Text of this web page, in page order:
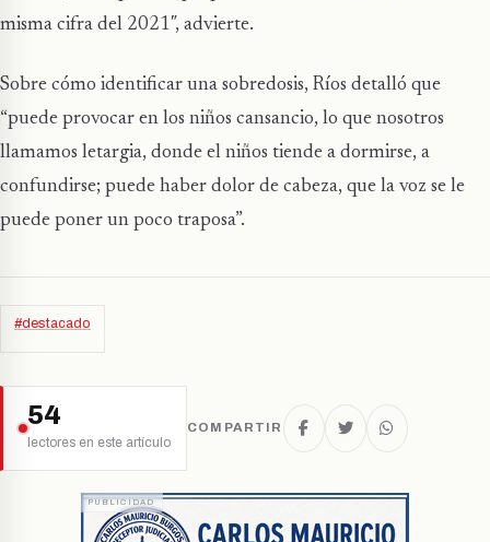
misma cifra del 2021″, advierte.
Sobre cómo identificar una sobredosis, Ríos detalló que
“puede provocar en los niños cansancio, lo que nosotros
llamamos letargia, donde el niños tiende a dormirse, a
confundirse; puede haber dolor de cabeza, que la voz se le
puede poner un poco traposa”.
#destacado
54
lectores en este artículo
COMPARTIR